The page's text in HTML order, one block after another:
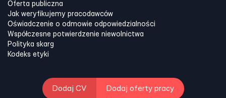
Oferta publiczna
Jak weryfikujemy pracodawców
Oświadczenie o odmowie odpowiedzialności
Współczesne potwierdzenie niewolnictwa
Polityka skarg
Kodeks etyki
Dodaj CV Dodaj oferty pracy